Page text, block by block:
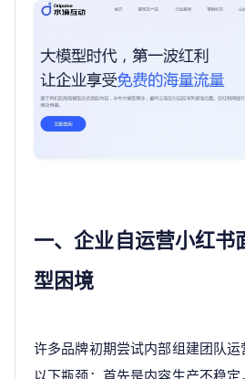
一、企业自运营小红书
型困境
许多品牌初期尝试内部组建团队
以下瓶颈：首先是内容生产不稳